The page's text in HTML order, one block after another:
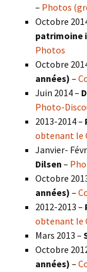
– Photos
Octobre
patrimoine
Photos
Octobre
années) –
Juin 2014 –
Photo-
2013-2014 –
obtenant le
Janvier-
Dilsen –
Octobre
années) –
2012-2013 –
obtenant le
Mars 2013 –
Octobre
années) –